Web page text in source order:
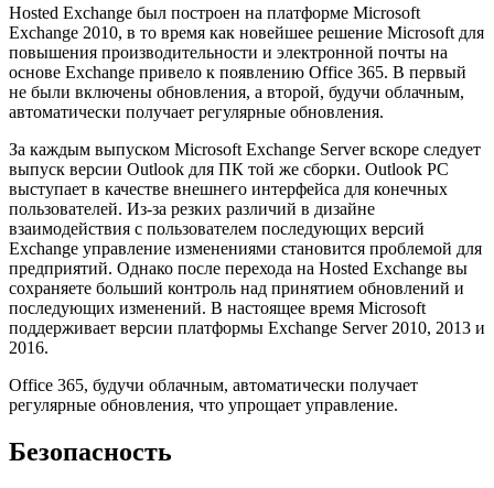
Hosted Exchange был построен на платформе Microsoft
Exchange 2010, в то время как новейшее решение Microsoft для
повышения производительности и электронной почты на
основе Exchange привело к появлению Office 365. В первый
не были включены обновления, а второй, будучи облачным,
автоматически получает регулярные обновления.
За каждым выпуском Microsoft Exchange Server вскоре следует
выпуск версии Outlook для ПК той же сборки. Outlook PC
выступает в качестве внешнего интерфейса для конечных
пользователей. Из-за резких различий в дизайне
взаимодействия с пользователем последующих версий
Exchange управление изменениями становится проблемой для
предприятий. Однако после перехода на Hosted Exchange вы
сохраняете больший контроль над принятием обновлений и
последующих изменений. В настоящее время Microsoft
поддерживает версии платформы Exchange Server 2010, 2013 и
2016.
Office 365, будучи облачным, автоматически получает
регулярные обновления, что упрощает управление.
Безопасность